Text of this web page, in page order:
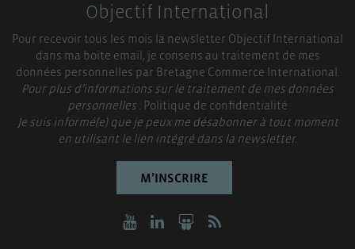
Objectif International
Pour recevoir tous les mois la newsletter Objectif International
dans ma boite email, je consens au traitement de mes
données personnelles par Bretagne Commerce International.
Pour plus d’informations sur le traitement de mes données
personnelles :Politique de confidentialité
Je suis informé(e) que je peux me désabonner à tout moment
en utilisant le lien intégré dans la newsletter.
M’INSCRIRE